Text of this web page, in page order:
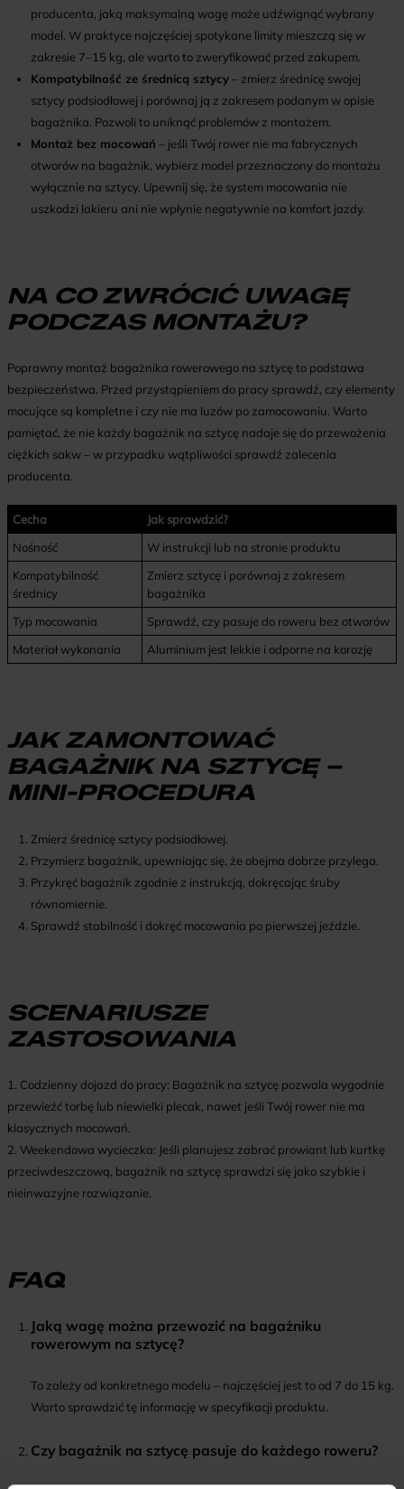
producenta, jaką maksymalną wagę może udźwignąć wybrany
model. W praktyce najczęściej spotykane limity mieszczą się w
zakresie 7–15 kg, ale warto to zweryfikować przed zakupem.
Kompatybilność ze średnicą sztycy– zmierz średnicę swojej
sztycy podsiodłowej i porównaj ją z zakresem podanym w opisie
bagażnika. Pozwoli to uniknąć problemów z montażem.
Montaż bez mocowań – jeśli Twój rower nie ma fabrycznych
otworów na bagażnik, wybierz model przeznaczony do montażu
wyłącznie na sztycy. Upewnij się, że system mocowania nie
uszkodzi lakieru ani nie wpłynie negatywnie na komfort jazdy.
NA CO ZWRÓCIĆ UWAGĘ
PODCZAS MONTAŻU?
Poprawny montaż bagażnika rowerowego na sztycę to podstawa
bezpieczeństwa. Przed przystąpieniem do pracy sprawdź, czy elementy
mocujące są kompletne i czy nie ma luzów po zamocowaniu. Warto
pamiętać, że nie każdy bagażnik na sztycę nadaje się do przewożenia
ciężkich sakw – w przypadku wątpliwości sprawdź zalecenia
producenta.
Cecha
Jak sprawdzić?
Nośność
W instrukcji lub na stronie produktu
Kompatybilność
średnicy
Zmierz sztycę i porównaj z zakresem
bagażnika
Typ mocowania
Sprawdź, czy pasuje do roweru bez otworów
Materiał wykonania
Aluminium jest lekkie i odporne na korozję
JAK ZAMONTOWAĆ
BAGAŻNIK NA SZTYCĘ –
MINI-PROCEDURA
Zmierz średnicę sztycy podsiodłowej.
Przymierz bagażnik, upewniając się, że obejma dobrze przylega.
Przykręć bagażnik zgodnie z instrukcją, dokręcając śruby
równomiernie.
Sprawdź stabilność i dokręć mocowania po pierwszej jeździe.
SCENARIUSZE
ZASTOSOWANIA
1. Codzienny dojazd do pracy: Bagażnik na sztycę pozwala wygodnie
przewieźć torbę lub niewielki plecak, nawet jeśli Twój rower nie ma
klasycznych mocowań.
2. Weekendowa wycieczka: Jeśli planujesz zabrać prowiant lub kurtkę
przeciwdeszczową, bagażnik na sztycę sprawdzi się jako szybkie i
nieinwazyjne rozwiązanie.
FAQ
Jaką wagę można przewozić na bagażniku
rowerowym na sztycę?
To zależy od konkretnego modelu – najczęściej jest to od 7 do 15 kg.
Warto sprawdzić tę informację w specyfikacji produktu.
Czy bagażnik na sztycę pasuje do każdego roweru?